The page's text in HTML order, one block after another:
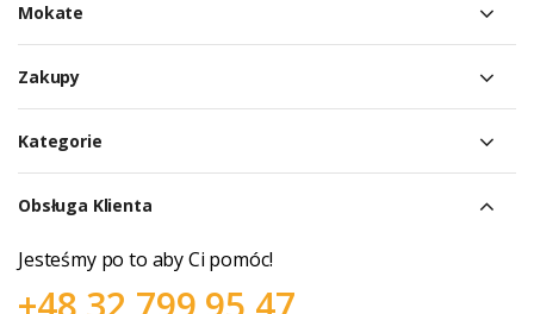
Mokate
Zakupy
Kategorie
Obsługa Klienta
Jesteśmy po to aby Ci pomóc!